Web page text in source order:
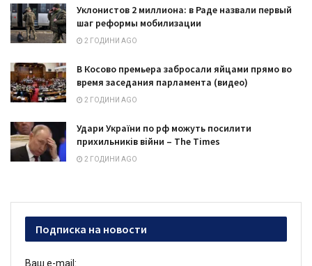
Уклонистов 2 миллиона: в Раде назвали первый
шаг реформы мобилизации
2 ГОДИНИ AGO
В Косово премьера забросали яйцами прямо во
время заседания парламента (видео)
2 ГОДИНИ AGO
Удари України по рф можуть посилити
прихильників війни – The Times
2 ГОДИНИ AGO
Подписка на новости
Ваш e-mail: